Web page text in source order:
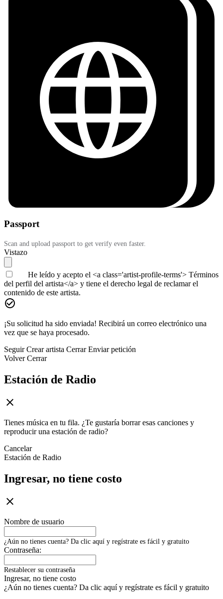
Passport
Scan and upload passport to get verify even faster.
Vistazo
He leído y acepto el <a class='artist-profile-terms'> Términos
del perfil del artista</a> y tiene el derecho legal de reclamar el
contenido de este artista.
¡Su solicitud ha sido enviada! Recibirá un correo electrónico una
vez que se haya procesado.
Seguir Crear artista Cerrar Enviar petición
Volver Cerrar
Estación de Radio
Tienes música en tu fila. ¿Te gustaría borrar esas canciones y
reproducir una estación de radio?
Cancelar
Estación de Radio
Ingresar, no tiene costo
Nombre de usuario
¿Aún no tienes cuenta? Da clic aquí y regístrate es fácil y gratuito
Contraseña:
Restablecer su contraseña
Ingresar, no tiene costo
¿Aún no tienes cuenta? Da clic aquí y regístrate es fácil y gratuito